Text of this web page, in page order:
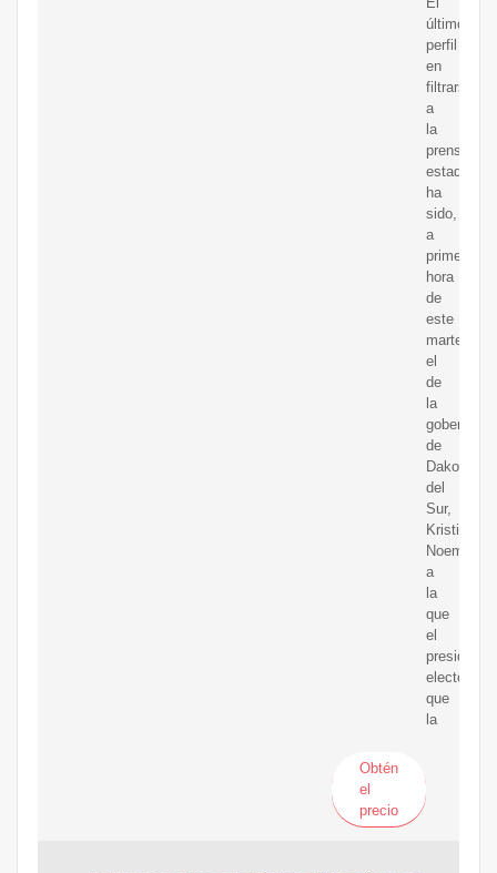
último
perfil
en
filtrarse
a
la
prensa
ha
sido,
a
primera
hora
de
este
martes,
el
de
la
de
Dakota
del
Sur,
Kristi
Noem,
a
la
que
el
presidente
electo,
que
la
Obtén
el
precio